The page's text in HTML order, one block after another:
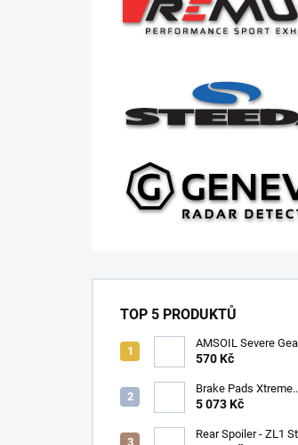
TOP 5 PRODUKTŮ
AMSOIL Severe
140
570 Kč
Brake Pads Xtreme
Performance ECE
(DB9021XP)
5 073 Kč
Rear Spoiler - ZL1